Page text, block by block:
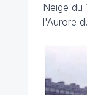
Neige du
l'Aurore